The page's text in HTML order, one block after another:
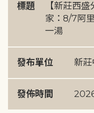
標題
【新莊西
家：8/7阿
一湯
發布單位 新
發佈時間